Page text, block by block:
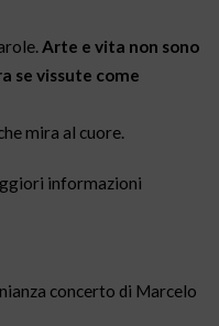
Arte e vita non sono
se vissute come
mira al cuore.
informazioni
concerto di Marcelo